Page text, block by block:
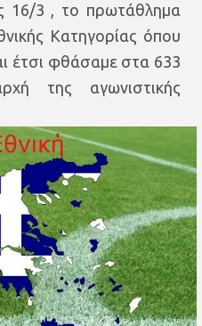
16/3 , το πρωτάθλημα
Κατηγορίας όπου
έτσι φθάσαμε στα 633
της αγωνιστικής